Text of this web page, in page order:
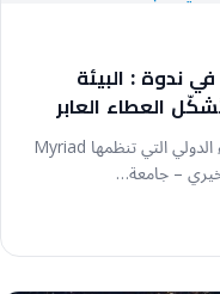
ندوة : البيئة
العطاء العابر
ضمن سلسلة الندوات الإلكترونية حول العطاء الدولي التي تنظمها Myriad